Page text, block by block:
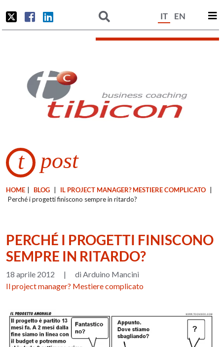
IT EN
t post
HOME BLOG IL PROJECT MANAGER? MESTIERE COMPLICATO
Perché i progetti finiscono sempre in ritardo?
PERCHÉ I PROGETTI FINISCONO
SEMPRE IN RITARDO?
18 aprile 2012 |
di Arduino Mancini
Il project manager? Mestiere complicato